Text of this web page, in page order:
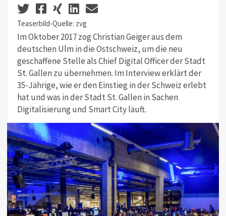
Teaserbild-Quelle: zvg
Im Oktober 2017 zog Christian Geiger aus dem
deutschen Ulm in die Ostschweiz, um die neu
geschaffene Stelle als Chief Digital Officer der Stadt
St. Gallen zu übernehmen. Im Interview erklärt der
35-Jährige, wie er den Einstieg in der Schweiz erlebt
hat und was in der Stadt St. Gallen in Sachen
Digitalisierung und Smart City läuft.